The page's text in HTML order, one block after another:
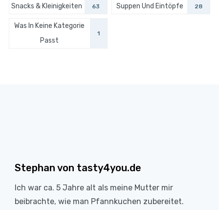
Snacks & Kleinigkeiten 63 Suppen Und Eintöpfe 28
Was In Keine Kategorie
Passt
1
Stephan von tasty4you.de
Ich war ca. 5 Jahre alt als meine Mutter mir
beibrachte, wie man Pfannkuchen zubereitet.